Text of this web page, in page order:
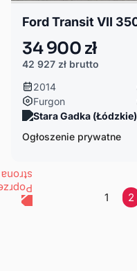
34 900 zł
42 927 zł brutto
2014
Furgon
Stara Gadka (Łódzkie)
Ogłoszenie prywatne
1 2